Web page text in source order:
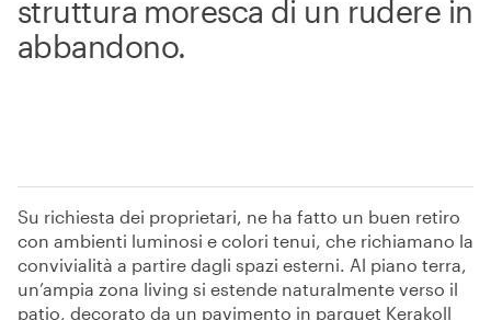
struttura moresca di un rudere in
abbandono.
Su richiesta dei proprietari, ne ha fatto un buen retiro
con ambienti luminosi e colori tenui, che richiamano la
convivialità a partire dagli spazi esterni. Al piano terra,
un’ampia zona living si estende naturalmente verso il
patio, decorato da un pavimento in parquet Kerakoll